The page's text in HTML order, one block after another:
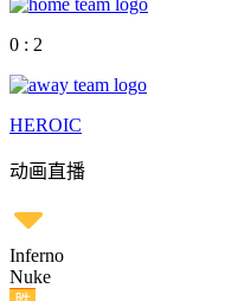
0 : 2
HEROIC
动画直播
Inferno
Nuke